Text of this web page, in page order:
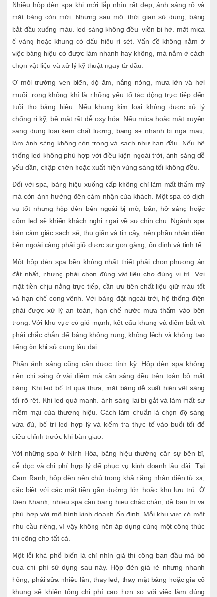
Nhiều hộp đèn spa khi mới lắp nhìn rất đẹp, ánh sáng rõ và
mặt bảng còn mới. Nhưng sau một thời gian sử dụng, bảng
bắt đầu xuống màu, led sáng không đều, viền bị hở, mặt mica
ố vàng hoặc khung có dấu hiệu rỉ sét. Vấn đề không nằm ở
việc bảng hiệu có được làm nhanh hay không, mà nằm ở cách
chọn vật liệu và xử lý kỹ thuật ngay từ đầu.
Ở môi trường ven biển, độ ẩm, nắng nóng, mưa lớn và hơi
muối trong không khí là những yếu tố tác động trực tiếp đến
tuổi thọ bảng hiệu. Nếu khung kim loại không được xử lý
chống rỉ kỹ, bề mặt rất dễ oxy hóa. Nếu mica hoặc mặt xuyên
sáng dùng loại kém chất lượng, bảng sẽ nhanh bị ngả màu,
làm ánh sáng không còn trong và sạch như ban đầu. Nếu hệ
thống led không phù hợp với điều kiện ngoài trời, ánh sáng dễ
yếu dần, chập chờn hoặc xuất hiện vùng sáng tối không đều.
Đối với spa, bảng hiệu xuống cấp không chỉ làm mất thẩm mỹ
mà còn ảnh hưởng đến cảm nhận của khách. Một spa có dịch
vụ tốt nhưng hộp đèn bên ngoài bị mờ, bẩn, hở sáng hoặc
đốm led sẽ khiến khách nghi ngại về sự chỉn chu. Ngành spa
bán cảm giác sạch sẽ, thư giãn và tin cậy, nên phần nhận diện
bên ngoài càng phải giữ được sự gọn gàng, ổn định và tinh tế.
Một hộp đèn spa bền không nhất thiết phải chọn phương án
đắt nhất, nhưng phải chọn đúng vật liệu cho đúng vị trí. Với
mặt tiền chịu nắng trực tiếp, cần ưu tiên chất liệu giữ màu tốt
và hạn chế cong vênh. Với bảng đặt ngoài trời, hệ thống điện
phải được xử lý an toàn, hạn chế nước mưa thấm vào bên
trong. Với khu vực có gió mạnh, kết cấu khung và điểm bắt vít
phải chắc chắn để bảng không rung, không lệch và không tạo
tiếng ồn khi sử dụng lâu dài.
Phần ánh sáng cũng cần được tính kỹ. Hộp đèn spa không
nên chỉ sáng ở vài điểm mà cần sáng đều trên toàn bộ mặt
bảng. Khi led bố trí quá thưa, mặt bảng dễ xuất hiện vệt sáng
tối rõ rệt. Khi led quá mạnh, ánh sáng lại bị gắt và làm mất sự
mềm mại của thương hiệu. Cách làm chuẩn là chọn độ sáng
vừa đủ, bố trí led hợp lý và kiểm tra thực tế vào buổi tối để
điều chỉnh trước khi bàn giao.
Với những spa ở Ninh Hòa, bảng hiệu thường cần sự bền bỉ,
dễ đọc và chi phí hợp lý để phục vụ kinh doanh lâu dài. Tại
Cam Ranh, hộp đèn nên chú trọng khả năng nhận diện từ xa,
đặc biệt với các mặt tiền gần đường lớn hoặc khu lưu trú. Ở
Diên Khánh, nhiều spa cần bảng hiệu chắc chắn, dễ bảo trì và
phù hợp với mô hình kinh doanh ổn định. Mỗi khu vực có một
nhu cầu riêng, vì vậy không nên áp dụng cùng một công thức
thi công cho tất cả.
Một lỗi khá phổ biến là chỉ nhìn giá thi công ban đầu mà bỏ
qua chi phí sử dụng sau này. Hộp đèn giá rẻ nhưng nhanh
hỏng, phải sửa nhiều lần, thay led, thay mặt bảng hoặc gia cố
khung sẽ khiến tổng chi phí cao hơn so với việc làm đúng